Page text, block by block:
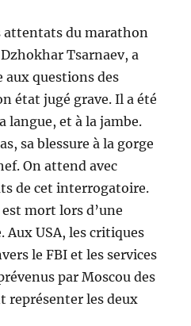
attentats du marathon
Tsarnaev, a
aux questions des
état jugé grave. Il a été
langue, et à la jambe.
sa blessure à la gorge
On attend avec
de cet interrogatoire.
mort lors d’une
Aux USA, les critiques
le FBI et les services
par Moscou des
représenter les deux